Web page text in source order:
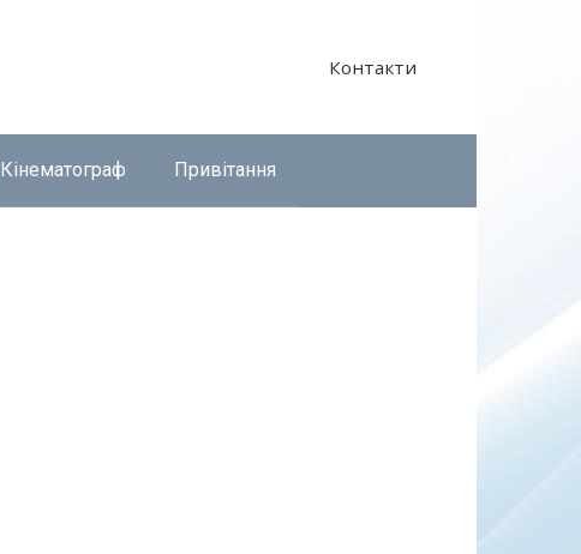
Контакти
Кінематограф Привітання